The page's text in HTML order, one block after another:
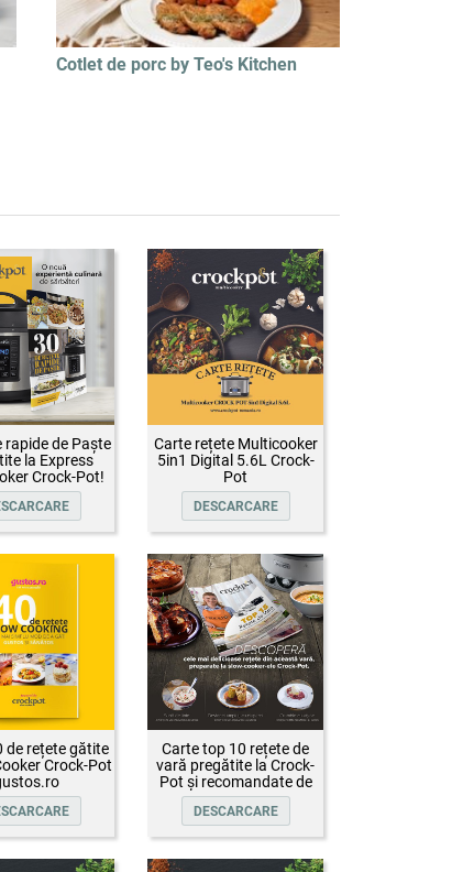
Cotlet de porc by Teo's Kitchen
rapide de Paște
la Express
Crock-Pot!
Carte rețete Multicooker
5in1 Digital 5.6L Crock-
Pot
DESCARCARE
de rețete gătite
Crock-Pot
Carte top 10 rețete de
vară pregătite la Crock-
Pot și recomandate de
Oana Țepelin
DESCARCARE